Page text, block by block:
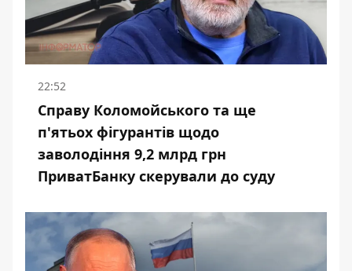
22:52
Справу Коломойського та ще
п'ятьох фігурантів щодо
заволодіння 9,2 млрд грн
ПриватБанку скерували до суду